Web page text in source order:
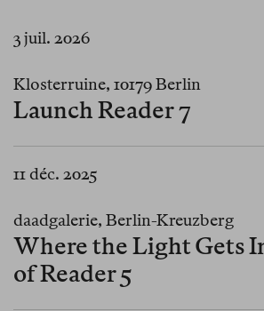
3 juil. 2026
Klosterruine, 10179 Berlin
Launch Reader 7
11 déc. 2025
daadgalerie, Berlin-Kreuzberg
Where the Light Gets
of Reader 5